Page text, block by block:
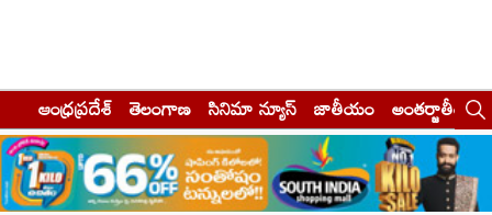
ఆంధ్రప్రదేశ్ తెలంగాణ సినిమా న్యూస్ జాతీయం అంతర్జాతీయం